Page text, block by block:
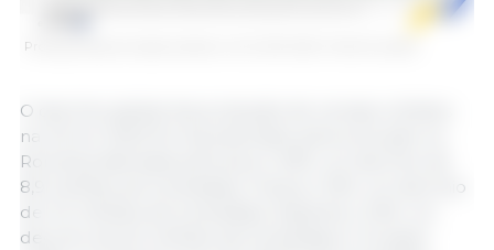
Produção dos principais cereais na UE, 2012-2022. Fonte: Eurostat
O declínio global da produção de cereais colhidos
na UE em 2022 foi impulsionado pela evolução na
Roménia afectada pela seca (-32%: um declínio de
8,9 milhões de toneladas), França (-10%: um declínio
de 7,0 milhões de toneladas), Espanha (-24%: um
declínio de 6,2 milhões de toneladas) e Hungria